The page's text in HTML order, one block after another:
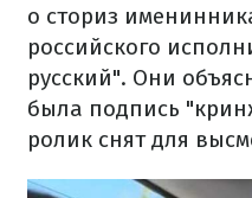
о сториз
российского
русский". Они
была подпись
ролик снят для